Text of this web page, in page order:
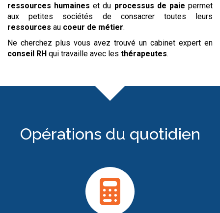
ressources humaines et du processus de paie permet
aux petites sociétés de consacrer toutes leurs
ressources au coeur de métier.
Ne cherchez plus vous avez trouvé un cabinet expert en
conseil RH qui travaille avec les thérapeutes.
Opérations du quotidien